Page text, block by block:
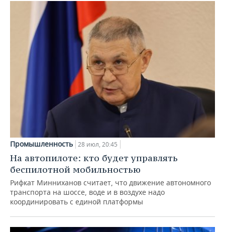
Промышленность 28 июл, 20:45
На автопилоте: кто будет управлять
беспилотной мобильностью
Рифкат Минниханов считает, что движение автономного
транспорта на шоссе, воде и в воздухе надо
координировать с единой платформы